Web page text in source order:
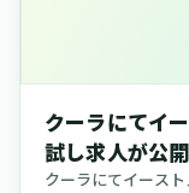
クーラにてイ
試し求人が公
クーラにてイース